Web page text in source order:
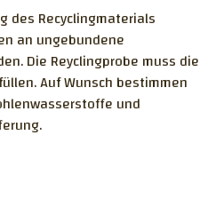
des Recyclingmaterials
an ungebundene
Die Reyclingprobe muss die
Auf Wunsch bestimmen
und